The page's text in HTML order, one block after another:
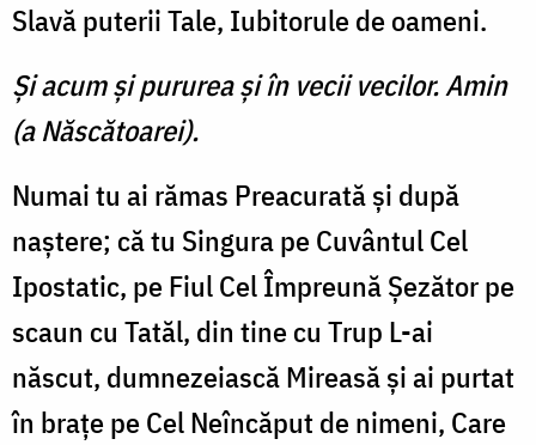
Slavă puterii Tale, Iubitorule de oameni.
Şi acum şi pururea şi în vecii vecilor. Amin
(a Născătoarei).
Numai tu ai rămas Preacurată şi după
naştere; că tu Singura pe Cuvântul Cel
Ipostatic, pe Fiul Cel Împreună Şezător pe
scaun cu Tatăl, din tine cu Trup L-ai
născut, dumnezeiască Mireasă şi ai purtat
în braţe pe Cel Neîncăput de nimeni, Care